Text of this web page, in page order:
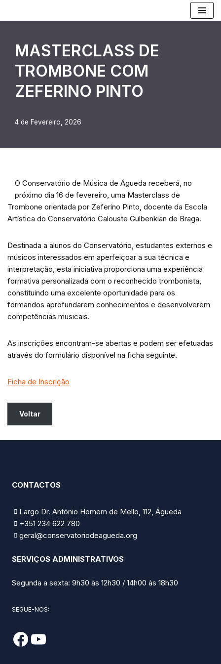
MASTERCLASS DE
TROMBONE COM
ZEFERINO PINTO
4 de Fevereiro, 2026
O Conservatório de Música de Águeda receberá, no
próximo dia 16 de fevereiro, uma Masterclass de
Trombone orientada por Zeferino Pinto, docente da Escola
Artística do Conservatório Calouste Gulbenkian de Braga.
Destinada a alunos do Conservatório, estudantes externos e
músicos interessados em aperfeiçoar a sua técnica e
interpretação, esta iniciativa proporciona uma experiência
formativa personalizada com o reconhecido trombonista,
constituindo uma excelente oportunidade para os
formandos aprofundarem conhecimentos e desenvolverem
competências musicais.
As inscrições encontram-se abertas e podem ser efetuadas
através do formulário disponível na ficha seguinte.
Ficha de Inscrição
Voltar
CONTACTOS
Largo Dr. António Homem de Mello, 112, Águeda
+351 234 622 780
geral@conservatoriodeagueda.org
SERVIÇOS ADMINISTRATIVOS
Segunda a sexta: 9h30 às 12h30 / 14h00 às 18h30
SEGUE-NOS: